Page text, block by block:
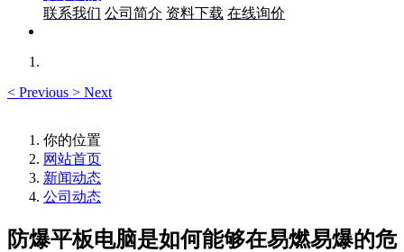
联系我们 公司简介 资料下载 在线询价
< Previous > Next
你的位置
网站首页
新闻动态
公司动态
防爆平板电脑是如何能够在易燃易爆的危